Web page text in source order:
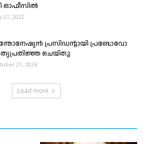
ഓഫീസിൽ
21, 2022
പ്രസിഡൻ്റായി പ്രബോവോ
ചെയ്തു
21, 2024
Load more